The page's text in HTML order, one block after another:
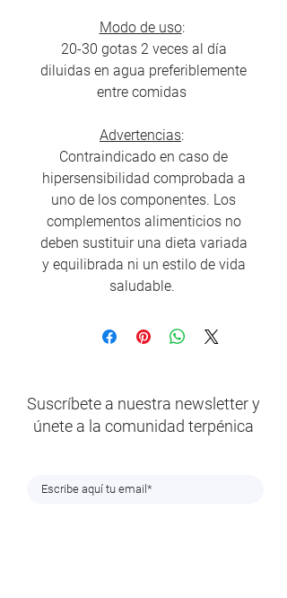
Modo de uso:
20-30 gotas 2 veces al día
diluidas en agua preferiblemente
entre comidas
Advertencias:
Contraindicado en caso de
hipersensibilidad comprobada a
uno de los componentes. Los
complementos alimenticios no
deben sustituir una dieta variada
y equilibrada ni un estilo de vida
saludable.
Suscríbete a nuestra newsletter y
únete a la comunidad terpénica